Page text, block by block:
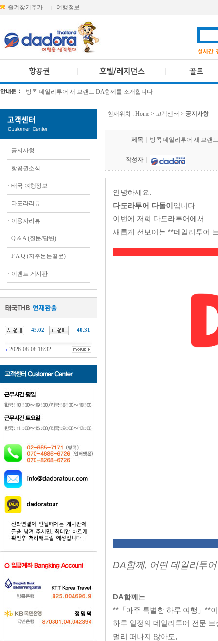
즐겨찾기추가 여행정보
방콕 데일리투어 새 브랜드 DA함께를 소개합니다
· 공지사항
· 항공권소식
· 태국 여행정보
· 다도라리뷰
· 이용자리뷰
· Q & A (질문/답변)
· F A Q (자주묻는질문)
· 이벤트 게시판
45.02 40.31
2026-08-08 18:32
현재위치 : Home > 고객센터 > 공지사항
제목 방콕 데일리투어 새 브랜
작성자
안녕하세요.
다도라투어 다돌이 입니다
이번에 저희 다도라투어에서
새롭게 선보이는 **데일리투어
DA함께, 어떤 데일리투
DA함께 는
**「아주 특별한 하루 여행」**
하루 일정의 데일리투어 전문 브
멀리 떠나지 않아도,